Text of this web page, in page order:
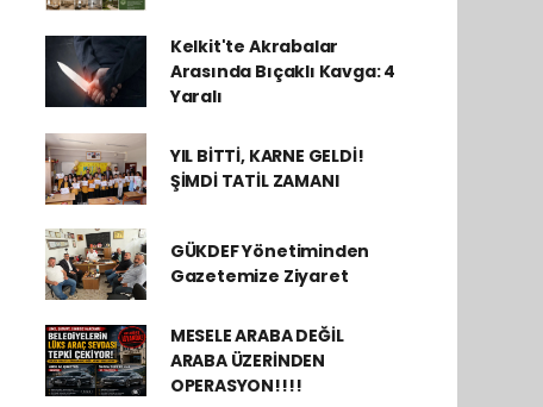
Kelkit'te Akrabalar
Arasında Bıçaklı Kavga: 4
Yaralı
YIL BİTTİ, KARNE GELDİ!
ŞİMDİ TATİL ZAMANI
GÜKDEF Yönetiminden
Gazetemize Ziyaret
MESELE ARABA DEĞİL
ARABA ÜZERİNDEN
OPERASYON!!!!